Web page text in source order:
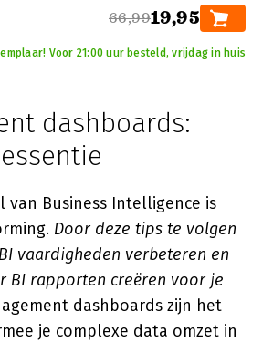
66,9919,95
Voor 21:00 uur besteld, vrijdag in huis
dashboards:
van Business Intelligence is
Door deze tips te volgen
vaardigheden verbeteren en
BI rapporten creëren voor je
dashboards zijn het
je complexe data omzet in